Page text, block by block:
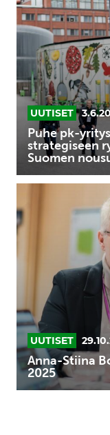
yritysten
rahoitusvajeesta
vaihtuu
strategiseen
ryhtiliikkeeseen,
joka
kääntää
Suomen
nousuun
UUTISET
Puhe pk-
strategiseen
Suomen
Stiina
Boström
Vuoden
sparraaja
UUTISET
Anna-Stiina
2025